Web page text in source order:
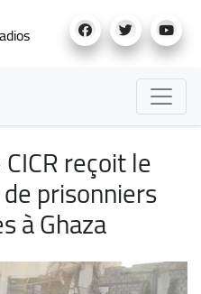
au
reçoit le
prisonniers
à Ghaza